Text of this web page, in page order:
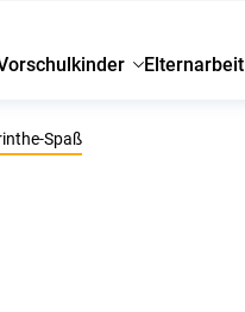
Elternarbeit
Spaß